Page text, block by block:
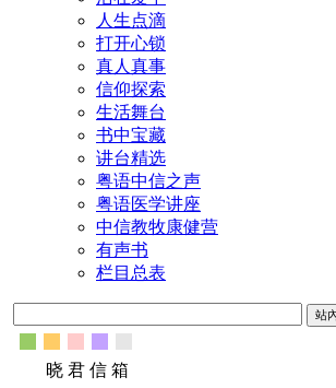
人生点滴
打开心锁
真人真事
信仰探索
生活舞台
书中宝藏
讲台精选
粤语中信之声
粤语医学讲座
中信教牧康健营
有声书
栏目总表
晓 君 信 箱